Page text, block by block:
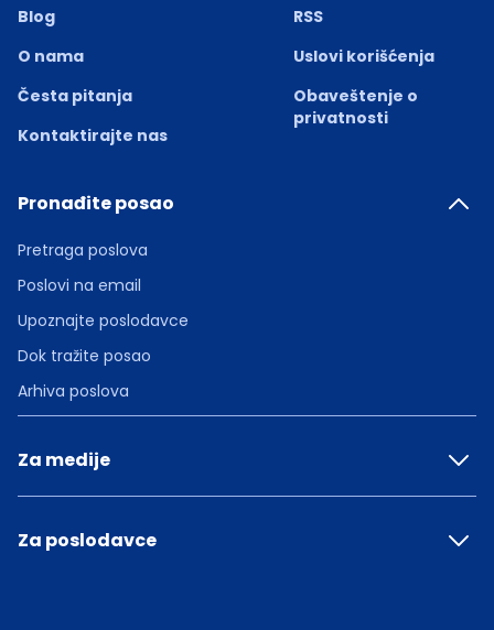
Blog
O nama
Česta pitanja
Kontaktirajte nas
RSS
Uslovi korišćenja
Obaveštenje o
privatnosti
Pronađite posao
Pretraga poslova
Poslovi na email
Upoznajte poslodavce
Dok tražite posao
Arhiva poslova
Za medije
Za poslodavce